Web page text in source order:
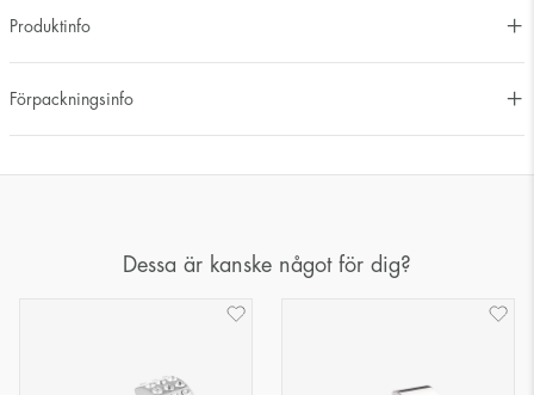
Produktinfo
Förpackningsinfo
Dessa är kanske något för dig?